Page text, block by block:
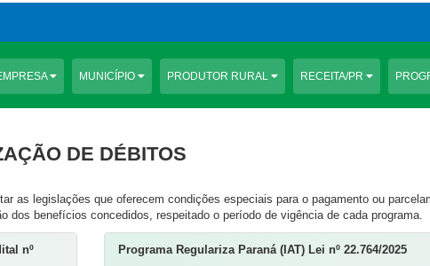
MUNICÍPIO PRODUTOR RURAL RECEITA/PR
DE DÉBITOS
as legislações que oferecem condições especiais para o pagamento ou
benefícios concedidos, respeitado o período de vigência de cada programa.
nº
Programa Regulariza Paraná (IAT) Lei nº 22.764/2025